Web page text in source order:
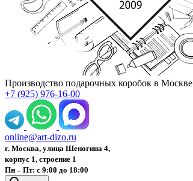
Производство подарочных коробок в Москве
+7 (925) 976-16-00
online@art-dizo.ru
г. Москва, улица Шеногина 4,
корпус 1, строение 1
Пн – Пт: с 9:00 до 18:00